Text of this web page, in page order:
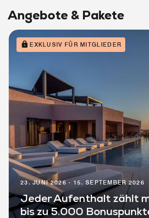
Angebote & Pakete
EXKLUSIV FÜR MITGLIEDER
23. JUNI 2026 - 15. SEPTEMBER 2026
Jeder Aufenthalt zählt
bis zu 5.000